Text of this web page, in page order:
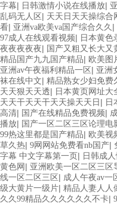
字幕| 日韩激情小说在线播放|
乱码无人区 | 天天日天天操综合
看| 亚洲va欧美va国产综合久久 |
97成人在线观看视频| 日本黄色
夜夜夜夜夜| 国产又粗又长大又
精品国产九九国产精品| 欧美图
亚洲av午夜福利精品一区 | 亚洲
袜在线中文| 精品熟女少妇免费
天天狠天天透| 日本黄页网址大
天天干天天干天天操天天日 | 日
高清| 国产在线精品免费视频|
播放| 国产一区二区三区论理电
99热这里都是国产精品| 欧美视
草久热| 9网网站免费看nb国产|
字幕 中文字幕第一页 | 日韩成
黄色网 | 亚洲欧美一区二区三区
线一区二区三区 | 成人午夜av一
级大黄片一级片| 精品人妻人人
久久99精品久久久久久久不卡|